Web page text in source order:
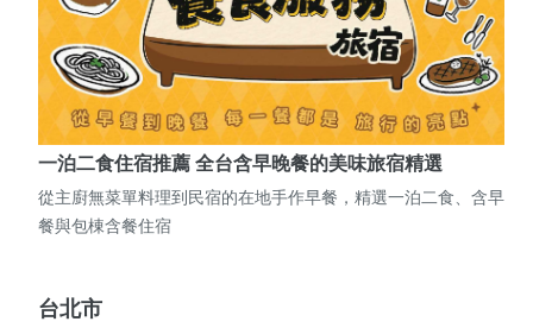
一泊二食住宿推薦 全台含早晚餐的美味旅宿精選
從主廚無菜單料理到民宿的在地手作早餐，精選一泊二食、含早
餐與包棟含餐住宿
台北市